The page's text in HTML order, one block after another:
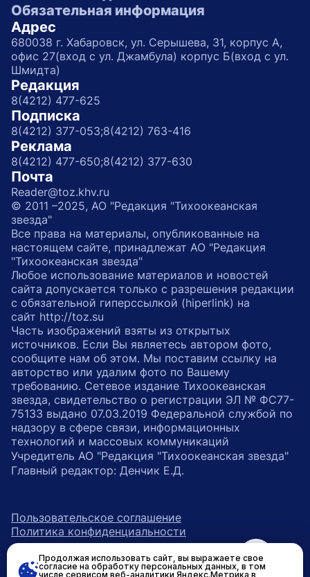
Обязательная информация
Адрес
680038 г. Хабаровск, ул. Серышева, 31, корпус А,
офис 27(вход с ул. Джамбула) корпус Б(вход с ул.
Шмидта)
Редакция
8(4212) 477-625
Подписка
8(4212) 377-053;8(4212) 763-416
Реклама
8(4212) 477-650;8(4212) 377-630
Почта
Reader@toz.khv.ru
© 2011 –2025, АО "Редакция "Тихоокеанская
звезда"
Все права на материалы, опубликованные на
настоящем сайте, принадлежат АО "Редакция
"Тихоокеанская звезда"
Любое использование материалов и новостей
сайта допускается только с разрешения редакции
с обязательной гиперссылкой (hiperlink) на
сайт http://toz.su
Часть изображений взяты из открытых
источников. Если Вы являетесь автором фото,
сообщите нам об этом. Мы поставим ссылку на
авторство или удалим фото по Вашему
требованию. Сетевое издание Тихоокеанская
звезда, свидетельство о регистрации ЭЛ № ФС77-
75133 выдано 07.03.2019 Федеральной службой по
надзору в сфере связи, информационных
технологий и массовых коммуникаций
Учредитель АО "Редакция "Тихоокеанская звезда"
Главный редактор: Денчик Е.Д.
Пользовательское соглашение
Политика конфиденциальности
ссылка на главную
возрастное ограничение 16+
Продолжая использовать сайт, вы выражаете свое
согласие на обработку персональных данных, в том
числе сервисом веб-аналитики Яндекс.Метрика в